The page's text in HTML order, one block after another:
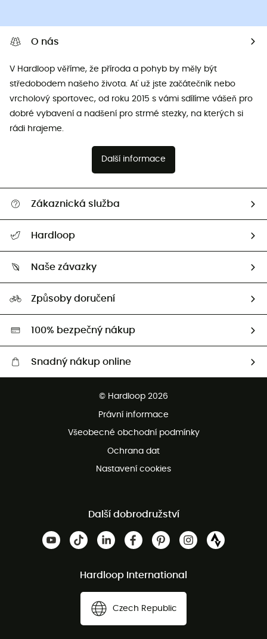
O nás
V Hardloop věříme, že příroda a pohyb by měly být
středobodem našeho života. Ať už jste začátečník nebo
vrcholový sportovec, od roku 2015 s vámi sdílíme vášeň pro
dobré vybavení a nadšení pro strmé stezky, na kterých si
rádi hrajeme.
Další informace
Zákaznická služba
Vrácení zboží a peněz
Hardloop
Naši Ambasadoři
Naše závazky
Second hand
HardGreen
Způsoby doručení
100% bezpečný nákup
Snadný nákup online
Bezplatné vrácení do 100 dnů
Bezplatná zákaznická služba
© Hardloop 2026
Právní informace
Všeobecné obchodní podmínky
Ochrana dat
Nastavení cookies
Další dobrodružství
Hardloop International
Czech Republic